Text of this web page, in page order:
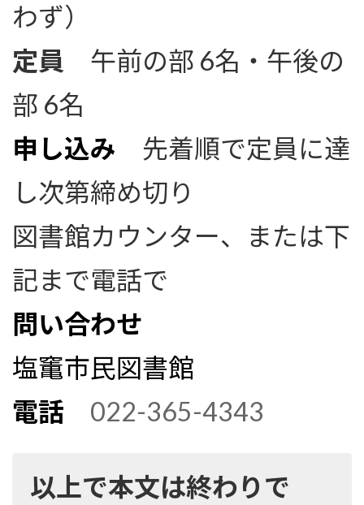
わず）
定員 午前の部 6名・午後の
部 6名
申し込み 先着順で定員に達
し次第締め切り
図書館カウンター、または下
記まで電話で
問い合わせ
塩竃市民図書館
電話
022-365-4343
以上で本文は終わりで